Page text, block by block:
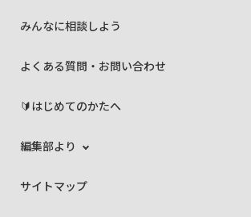
みんなに相談しよう
よくある質問・お問い合わせ
🔰はじめてのかたへ
編集部より
サイトマップ